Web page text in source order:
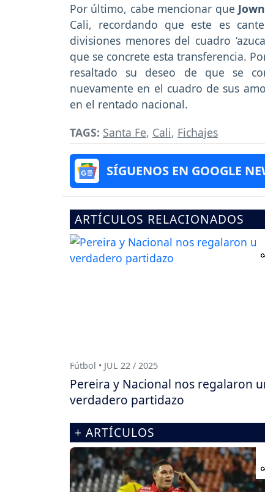
Por último, cabe mencionar que
Cali, recordando que este es
divisiones menores del cuadro
que se concrete esta transferencia.
resaltado su deseo de que se
nuevamente en el cuadro de sus
en el rentado nacional.
TAGS: Santa Fe, Cali, Fichajes
SÍGUENOS EN GOOGLE
ARTÍCULOS RELACIONADOS
Fútbol • JUL 22 / 2025
Pereira y Nacional nos regalaron
verdadero partidazo
+ ARTÍCULOS